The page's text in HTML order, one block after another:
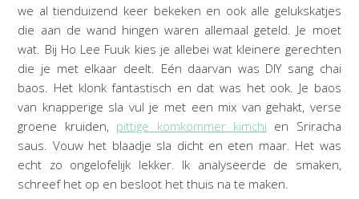
we al tienduizend keer bekeken en ook alle gelukskatjes
die aan de wand hingen waren allemaal geteld. Je moet
wat. Bij Ho Lee Fuuk kies je allebei wat kleinere gerechten
die je met elkaar deelt. Eén daarvan was DIY sang chai
baos. Het klonk fantastisch en dat was het ook. Je baos
van knapperige sla vul je met een mix van gehakt, verse
groene kruiden, pittige komkommer kimchi en Sriracha
saus. Vouw het blaadje sla dicht en eten maar. Het was
echt zo ongelofelijk lekker. Ik analyseerde de smaken,
schreef het op en besloot het thuis na te maken.